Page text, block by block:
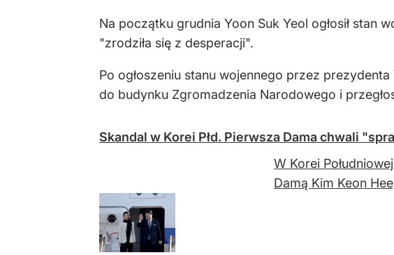
Na początku grudnia Yoon Suk Yeol ogłosił stan
"zrodziła się z desperacji".
Po ogłoszeniu stanu wojennego przez
do budynku Zgromadzenia Narodowego i
Skandal w Korei Płd. Pierwsza Dama chwali
W Korei
Damą Kim Keon